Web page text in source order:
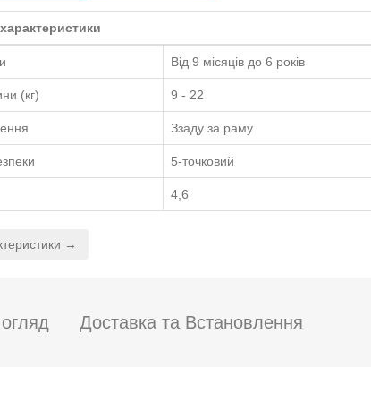
Від 9 місяців до 6 років
(кг) 9 - 22
Ззаду за раму
5-точковий
4,6
→
Доставка та Встановлення